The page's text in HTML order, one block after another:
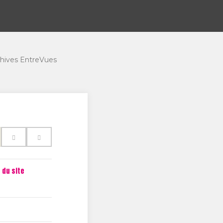
EntreVues
du site